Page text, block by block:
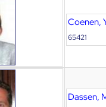
Coenen,
65421
Dassen,